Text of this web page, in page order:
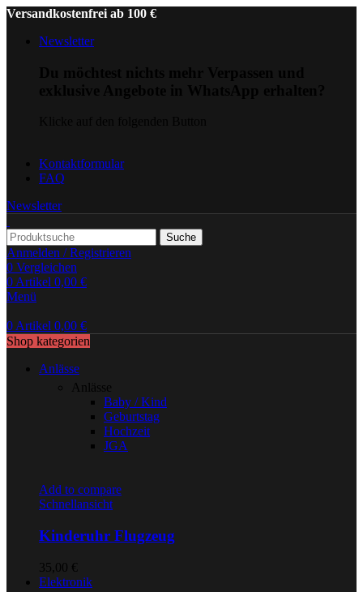
Versandkostenfrei ab 100 €
Newsletter
Kontaktformular
FAQ
Newsletter
Suche
Anmelden / Registrieren
0 Vergleichen
0Artikel 0,00 €
Menü
0Artikel 0,00 €
Shop kategorien
Anlässe
Anlässe
Baby / Kind
Geburtstag
Hochzeit
JGA
Add to compare
Schnellansicht
Kinderuhr Flugzeug
35,00 €
Elektronik